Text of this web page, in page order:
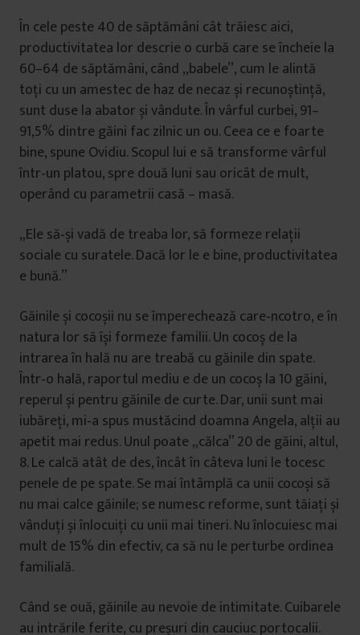
În cele peste 40 de săptămâni cât trăiesc aici,
productivitatea lor descrie o curbă care se încheie la
60–64 de săptămâni, când „babele”, cum le alintă
toți cu un amestec de haz de necaz și recunoștință,
sunt duse la abator și vândute. În vârful curbei, 91–
91,5% dintre găini fac zilnic un ou. Ceea ce e foarte
bine, spune Ovidiu. Scopul lui e să transforme vârful
într‑un platou, spre două luni sau oricât de mult,
operând cu parametrii casă – masă.
„Ele să‑și vadă de treaba lor, să formeze relații
sociale cu suratele. Dacă lor le e bine, productivitatea
e bună.”
Găinile și cocoșii nu se împerechează care‑ncotro, e în
natura lor să își formeze familii. Un cocoș de la
intrarea în hală nu are treabă cu găinile din spate.
Într‑o hală, raportul mediu e de un cocoș la 10 găini,
reperul și pentru găinile de curte. Dar, unii sunt mai
iubăreți, mi‑a spus mustăcind doamna Angela, alții au
apetit mai redus. Unul poate „călca” 20 de găini, altul,
8. Le calcă atât de des, încât în câteva luni le tocesc
penele de pe spate. Se mai întâmplă ca unii cocoși să
nu mai calce găinile; se numesc reforme, sunt tăiați și
vânduți și înlocuiți cu unii mai tineri. Nu înlocuiesc mai
mult de 15% din efectiv, ca să nu le perturbe ordinea
familială.
Când se ouă, găinile au nevoie de intimitate. Cuibarele
au intrările ferite, cu preșuri din cauciuc portocalii.